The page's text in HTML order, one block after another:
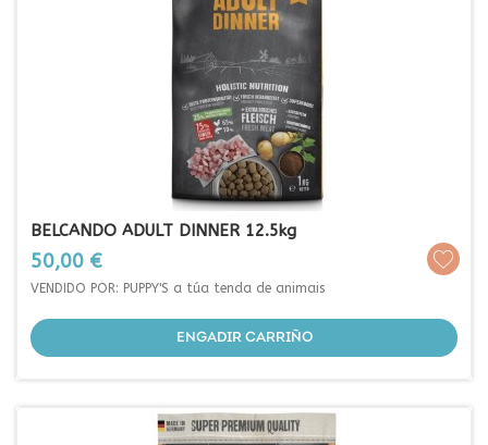
BELCANDO ADULT DINNER 12.5kg
Prezo
50,00 €
VENDIDO POR: PUPPY'S a túa tenda de animais
ENGADIR CARRIÑO